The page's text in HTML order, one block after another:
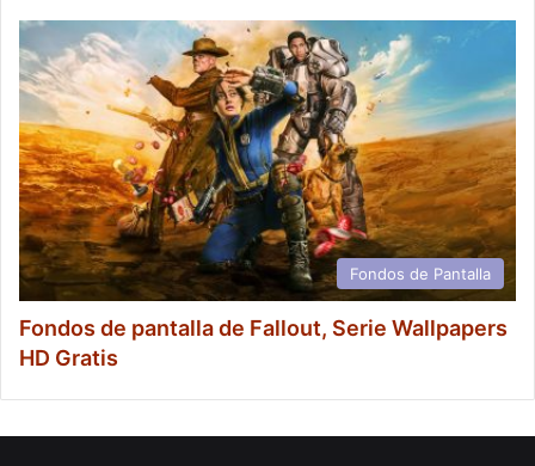
Fondos de Pantalla
Fondos de pantalla de Fallout, Serie Wallpapers
HD Gratis